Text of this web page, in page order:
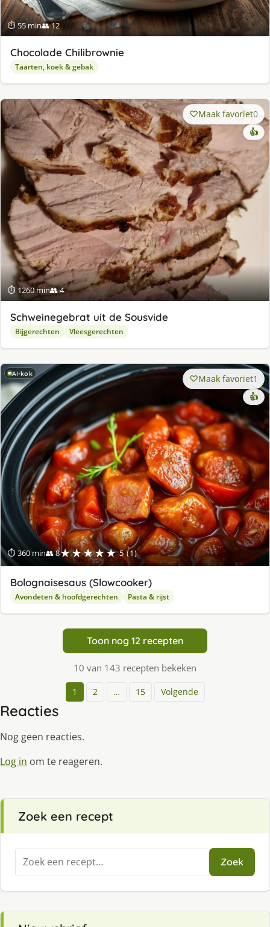
⏱ 55 min👥 12
Chocolade Chilibrownie
Taarten, koek & gebak
⏱ 1260 min👥 4
Maak favoriet0
👍
Schweinegebrat uit de Sousvide
Bijgerechten Vleesgerechten
AI-kok
⏱ 360 min👥 8★★★★★ 5 (1)
Maak favoriet1
👍
Bolognaisesaus (Slowcooker)
Avondeten & hoofdgerechten Pasta & rijst
Toon nog 12 recepten
10 van 143 recepten bekeken
1 2 … 15 Volgende
Reacties
Nog geen reacties.
Log in om te reageren.
Zoek een recept
Zoeken
naar:
Zoek